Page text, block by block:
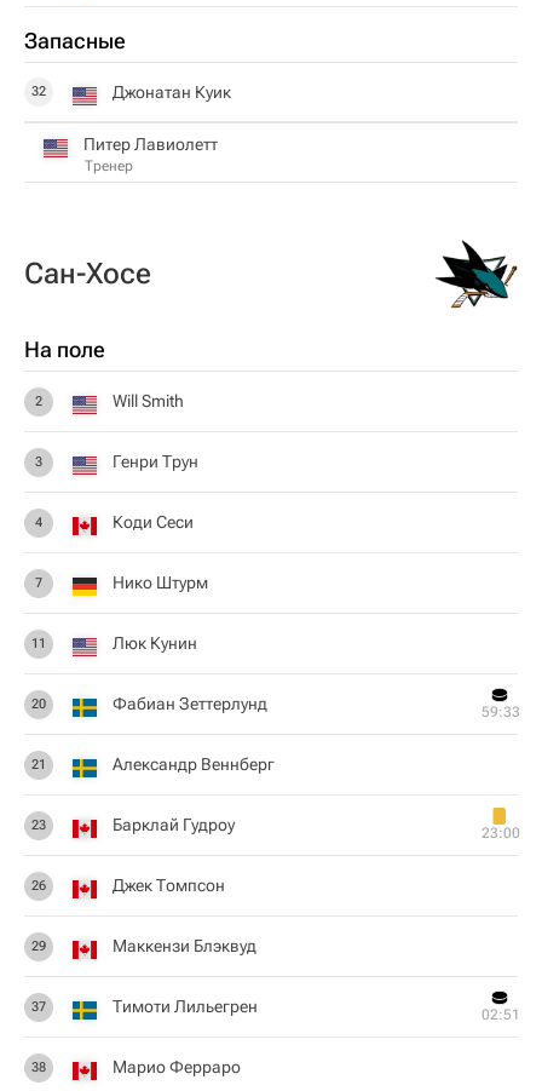
Запасные
32 Джонатан Куик
Питер Лавиолетт
Тренер
Сан-Хосе
На поле
2 Will Smith
3 Генри Трун
4 Коди Сеси
7 Нико Штурм
11 Люк Кунин
20 Фабиан Зеттерлунд 59:33
21 Александр Веннберг
23 Барклай Гудроу 23:00
26 Джек Томпсон
29 Маккензи Блэквуд
37 Тимоти Лильегрен 02:51
38 Марио Ферраро